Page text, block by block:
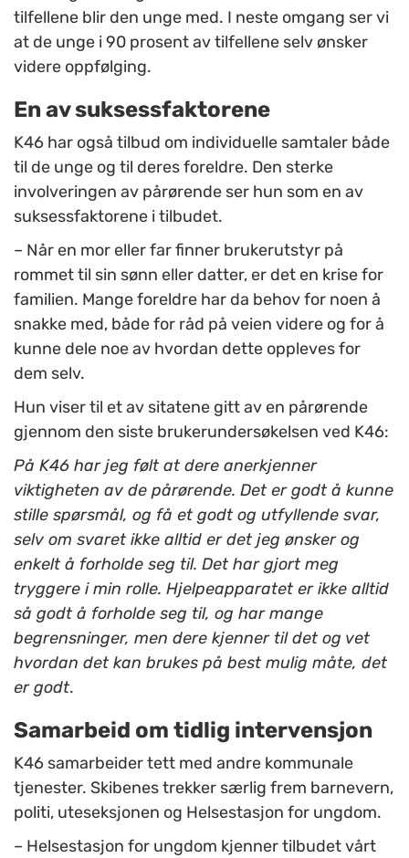
tilfellene blir den unge med. I neste omgang ser vi
at de unge i 90 prosent av tilfellene selv ønsker
videre oppfølging.
En av suksessfaktorene
K46 har også tilbud om individuelle samtaler både
til de unge og til deres foreldre. Den sterke
involveringen av pårørende ser hun som en av
suksessfaktorene i tilbudet.
– Når en mor eller far finner brukerutstyr på
rommet til sin sønn eller datter, er det en krise for
familien. Mange foreldre har da behov for noen å
snakke med, både for råd på veien videre og for å
kunne dele noe av hvordan dette oppleves for
dem selv.
Hun viser til et av sitatene gitt av en pårørende
gjennom den siste brukerundersøkelsen ved K46:
På K46 har jeg følt at dere anerkjenner
viktigheten av de pårørende. Det er godt å kunne
stille spørsmål, og få et godt og utfyllende svar,
selv om svaret ikke alltid er det jeg ønsker og
enkelt å forholde seg til. Det har gjort meg
tryggere i min rolle. Hjelpeapparatet er ikke alltid
så godt å forholde seg til, og har mange
begrensninger, men dere kjenner til det og vet
hvordan det kan brukes på best mulig måte, det
er godt.
Samarbeid om tidlig intervensjon
K46 samarbeider tett med andre kommunale
tjenester. Skibenes trekker særlig frem barnevern,
politi, uteseksjonen og Helsestasjon for ungdom.
– Helsestasjon for ungdom kjenner tilbudet vårt